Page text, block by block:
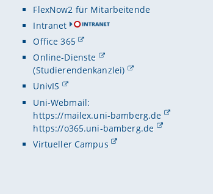
FlexNow2 für Mitarbeitende
Intranet
Office 365
Online-Dienste
(Studierendenkanzlei)
UnivIS
Uni-Webmail:
https://mailex.uni-bamberg.de
https://o365.uni-bamberg.de
Virtueller Campus